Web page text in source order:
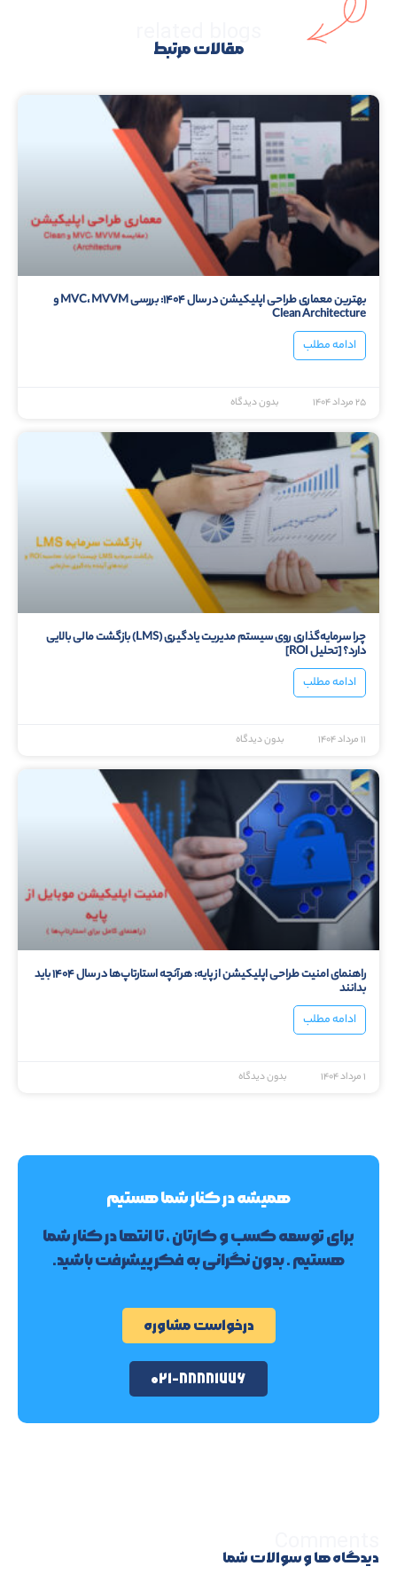
مقالات مرتبط
بهترین معماری طراحی اپلیکیشن در سال ۱۴۰۴: بررسی MVC، MVVM و
Clean Architecture
ادامه مطلب
۲۵ مرداد ۱۴۰۴ بدون دیدگاه
چرا سرمایه‌گذاری روی سیستم مدیریت یادگیری (LMS) بازگشت مالی بالایی
دارد؟ [تحلیل ROI]
ادامه مطلب
۱۱ مرداد ۱۴۰۴ بدون دیدگاه
راهنمای امنیت طراحی اپلیکیشن از پایه: هرآنچه استارتاپ‌ها در سال ۱۴۰۴ باید
بدانند
ادامه مطلب
۱ مرداد ۱۴۰۴ بدون دیدگاه
همیشه در کنار شما هستیم
برای توسعه کسب و کارتان ، تا انتها در کنار شما
هستیم . بدون نگرانی به فکر پیشرفت باشید.
درخواست مشاوره
۰۲۱-۸۸۸۸۱۷۷۶
دیدگاه ها و سوالات شما